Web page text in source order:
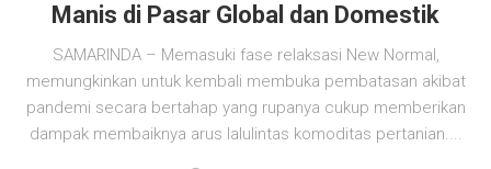
Manis di Pasar Global dan Domestik
SAMARINDA – Memasuki fase relaksasi New Normal,
memungkinkan untuk kembali membuka pembatasan akibat
pandemi secara bertahap yang rupanya cukup memberikan
dampak membaiknya arus lalulintas komoditas pertanian....